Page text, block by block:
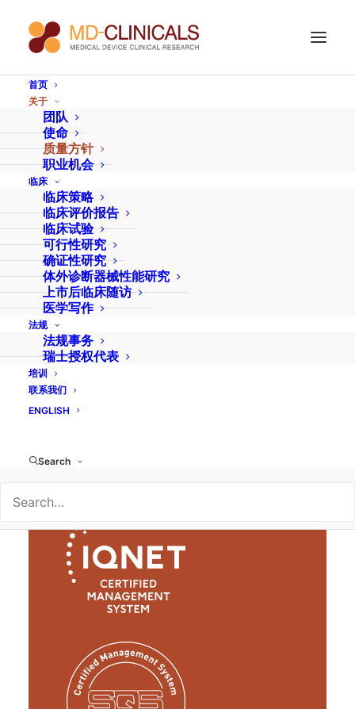
首页
关于
团队
使命
质量方针
职业机会
临床
临床策略
临床评价报告
临床试验
可行性研究
确证性研究
体外诊断器械性能研究
上市后临床随访
医学写作
法规
法规事务
瑞士授权代表
培训
联系我们
ENGLISH
Search
质量政策 - ISO 9001 认
证
以具有时间成本效益的方式提供始终满足或超出客户
期望的个性化优质服务。
提供始终满足客户需求的服务，100% 遵守适用的国
家或国际法规以及其他适用要求。
通过持续培训和支持确保公司各级的质量意识。
创造并维持积极的以团队为导向的环境，以提高员工
满意度。
始终以道德/廉洁的方式与客户、监管机构、调查人员
和我们互动的任何其他第三方合作。
保护客户、员工和第三方免受数据保护要求方面的直